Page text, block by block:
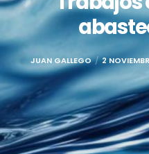
JUAN GALLEGO 2